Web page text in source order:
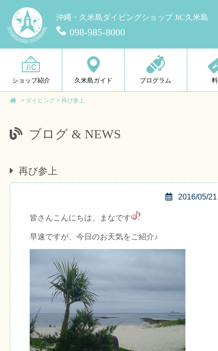
沖縄・久米島ダイビングショップ JiC久米島
098-985-8000
ショップ紹介 久米島ガイド プログラム
> ダイビング > 再び参上
ブログ & NEWS
再び参上
2016/05/21
皆さんこんにちは、まなです
早速ですが、今日のお天気をご紹介♪